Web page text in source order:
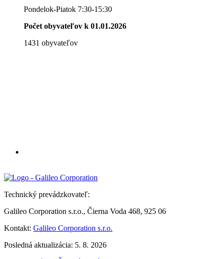
Pondelok-Piatok 7:30-15:30
Počet obyvateľov k 01.01.2026
1431 obyvateľov
Technický prevádzkovateľ:
Galileo Corporation s.r.o., Čierna Voda 468, 925 06
Kontakt: Galileo Corporation s.r.o.
Posledná aktualizácia: 5. 8. 2026